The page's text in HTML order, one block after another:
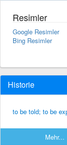
Resimler
Google Resimler
Bing Resimler
Historie
to be told; to be
Mehr...